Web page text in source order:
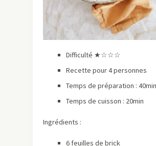
Difficulté ★☆☆☆
Recette pour 4 personnes
Temps de préparation : 40min
Temps de cuisson : 20min
Ingrédients :
6 feuilles de brick